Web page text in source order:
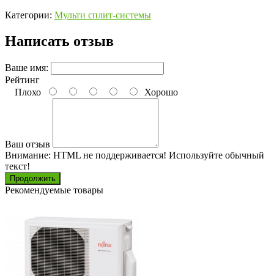
Категории: Мульти сплит-системы
Написать отзыв
Ваше имя:
Рейтинг
Плохо
Хорошо
Ваш отзыв
Внимание: HTML не поддерживается! Используйте обычный
текст!
Продолжить
Рекомендуемые товары